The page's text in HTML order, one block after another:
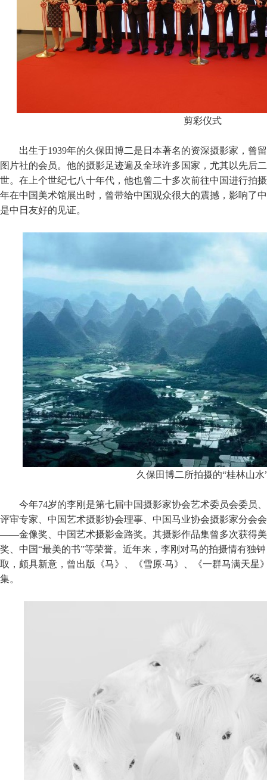
剪彩仪式
出生于1939年的久保田博二是日本著名的资深摄影家，曾
图片社的会员。他的摄影足迹遍及全球许多国家，尤其以先后
世。在上个世纪七八十年代，他也曾二十多次前往中国进行拍
年在中国美术馆展出时，曾带给中国观众很大的震撼，影响了
是中日友好的见证。
久保田博二所拍摄的“桂林山水
今年74岁的李刚是第七届中国摄影家协会艺术委员会委员
评审专家、中国艺术摄影协会理事、中国马业协会摄影家分会
——金像奖、中国艺术摄影金路奖。其摄影作品集曾多次获得
奖、中国“最美的书”等荣誉。近年来，李刚对马的拍摄情有独
取，颇具新意，曾出版《马》、《雪原∙马》、《一群马满天星
集。